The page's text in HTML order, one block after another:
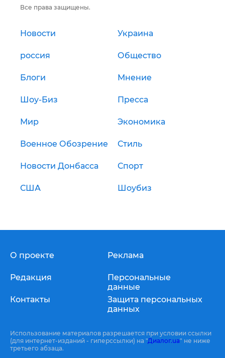
Все права защищены.
Новости Украина
россия Общество
Блоги Мнение
Шоу-Биз Пресса
Мир Экономика
Военное Обозрение Стиль
Новости Донбасса Спорт
США Шоубиз
О проекте
Редакция
Контакты
Реклама
Персональные
данные
Защита персональных
данных
Использование материалов разрешается при условии ссылки
(для интернет-изданий - гиперссылки) на "Диалог.ua" не ниже
третьего абзаца.